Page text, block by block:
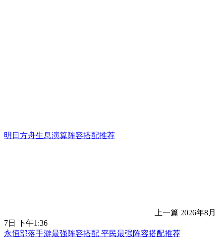
明日方舟生息演算阵容搭配推荐
上一篇 2026年8月
7日 下午1:36
永恒部落手游最强阵容搭配 平民最强阵容搭配推荐